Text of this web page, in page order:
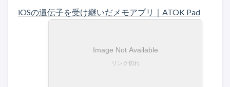
iOSの遺伝子を受け継いだメモアプリ｜ATOK Pad